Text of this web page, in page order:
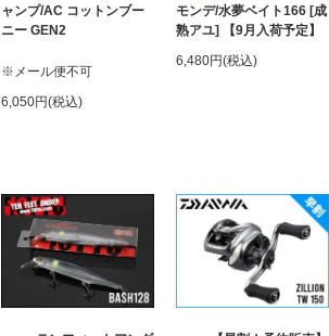
ャンプ/AC コットンブー
ニー GEN2
※メール便不可
6,050円(税込)
モンデ/水夢ベイト166 [成
熟アユ] 【9月入荷予定】
6,480円(税込)